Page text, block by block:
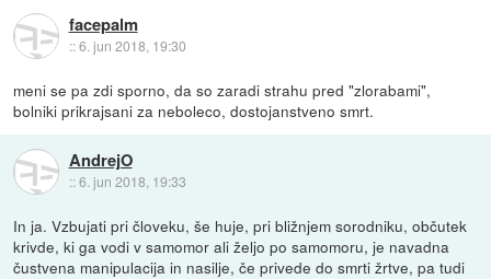
facepalm
::6. jun 2018, 19:30
meni se pa zdi sporno, da so zaradi strahu pred "zlorabami",
bolniki prikrajsani za neboleco, dostojanstveno smrt.
AndrejO
::6. jun 2018, 19:33
In ja. Vzbujati pri človeku, še huje, pri bližnjem sorodniku, občutek
krivde, ki ga vodi v samomor ali željo po samomoru, je navadna
čustvena manipulacija in nasilje, če privede do smrti žrtve, pa tudi